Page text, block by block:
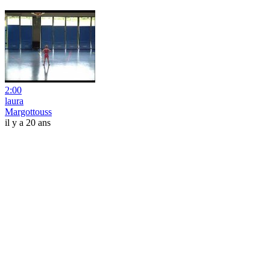
2:00
laura
Margottouss
il y a 20 ans